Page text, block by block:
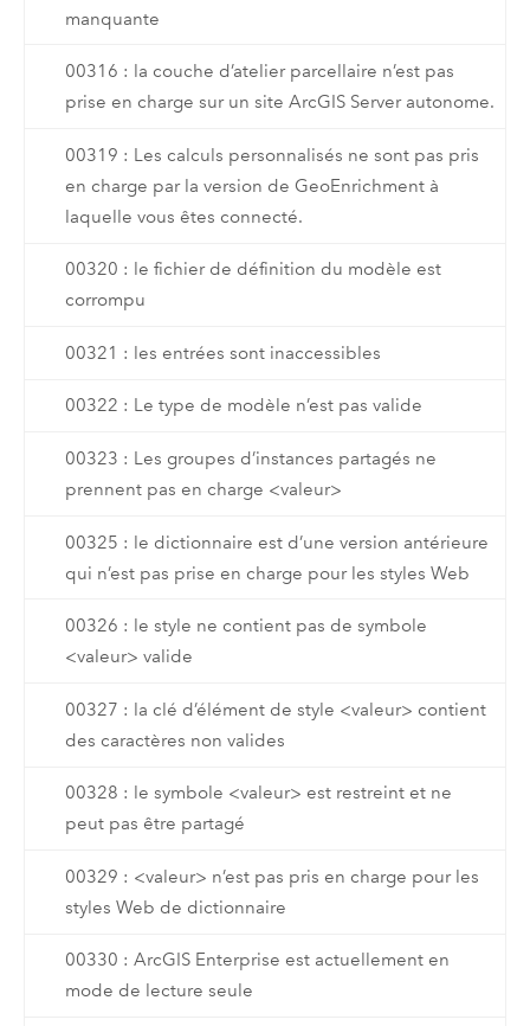
manquante
00316 : la couche d’atelier parcellaire n’est pas
prise en charge sur un site ArcGIS Server autonome.
00319 : Les calculs personnalisés ne sont pas pris
en charge par la version de GeoEnrichment à
laquelle vous êtes connecté.
00320 : le fichier de définition du modèle est
corrompu
00321 : les entrées sont inaccessibles
00322 : Le type de modèle n’est pas valide
00323 : Les groupes d’instances partagés ne
prennent pas en charge <valeur>
00325 : le dictionnaire est d’une version antérieure
qui n’est pas prise en charge pour les styles Web
00326 : le style ne contient pas de symbole
<valeur> valide
00327 : la clé d’élément de style <valeur> contient
des caractères non valides
00328 : le symbole <valeur> est restreint et ne
peut pas être partagé
00329 : <valeur> n’est pas pris en charge pour les
styles Web de dictionnaire
00330 : ArcGIS Enterprise est actuellement en
mode de lecture seule